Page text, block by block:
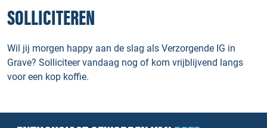
SOLLICITEREN
Wil jij morgen happy aan de slag als Verzorgende IG in
Grave? Solliciteer vandaag nog of kom vrijblijvend langs
voor een kop koffie.